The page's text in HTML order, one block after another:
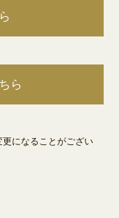
ら
になることがござい